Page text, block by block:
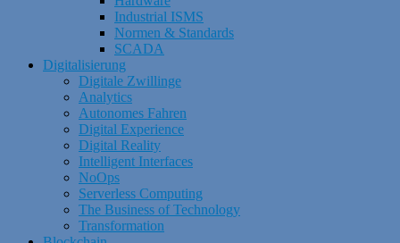
Industrial ISMS
Normen & Standards
SCADA
Digitalisierung
Digitale Zwillinge
Analytics
Autonomes Fahren
Digital Experience
Digital Reality
Intelligent Interfaces
NoOps
Serverless Computing
The Business of Technology
Transformation